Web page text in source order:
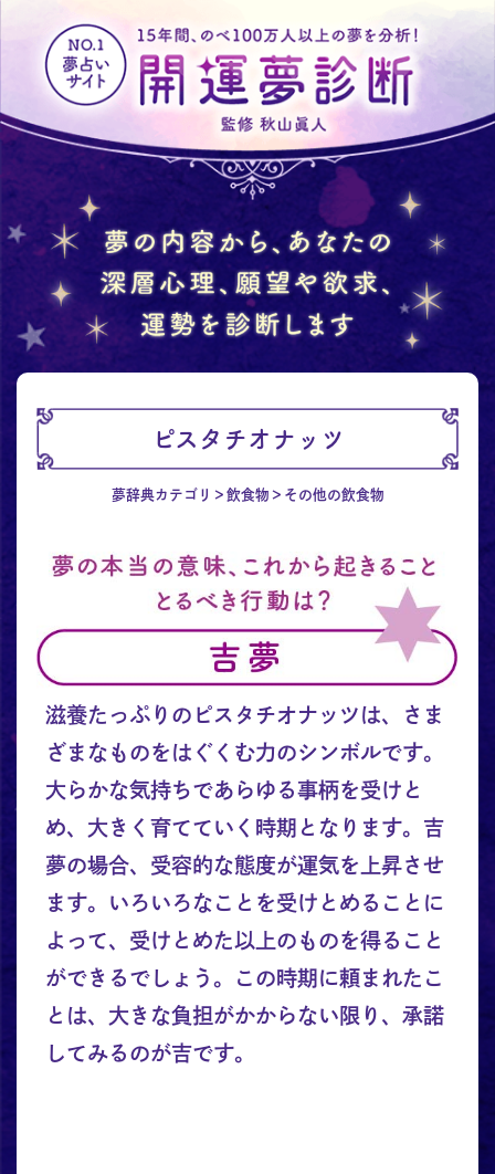
ピスタチオナッツ
夢辞典カテゴリ 飲食物 その他の飲食物
滋養たっぷりのピスタチオナッツは、さま
ざまなものをはぐくむ力のシンボルです。
大らかな気持ちであらゆる事柄を受けと
め、大きく育てていく時期となります。吉
夢の場合、受容的な態度が運気を上昇させ
ます。いろいろなことを受けとめることに
よって、受けとめた以上のものを得ること
ができるでしょう。この時期に頼まれたこ
とは、大きな負担がかからない限り、承諾
してみるのが吉です。